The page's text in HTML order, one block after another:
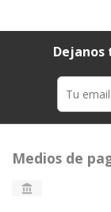
Dejanos
Medios de